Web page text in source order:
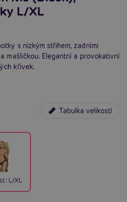
L/XL
s nízkým střihem, zadními
mašličkou. Elegantní a provokativní
křivek.
Tabulka velikostí
L/XL